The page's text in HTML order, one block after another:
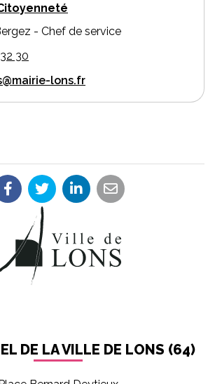
- Chef de service
30
lons.fr
Partager sur Facebook
Partager sur Twitter
Partager sur LinkedIn
Partager par
DE LA VILLE DE LONS (64)